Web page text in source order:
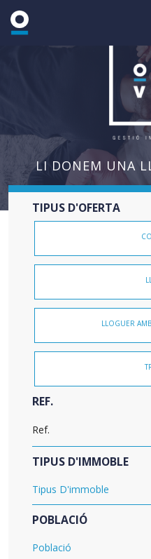
LI DONEM UNA
TIPUS D'OFERTA
LLOGUER
REF.
TIPUS D'IMMOBLE
Tipus D'immoble
POBLACIÓ
Població